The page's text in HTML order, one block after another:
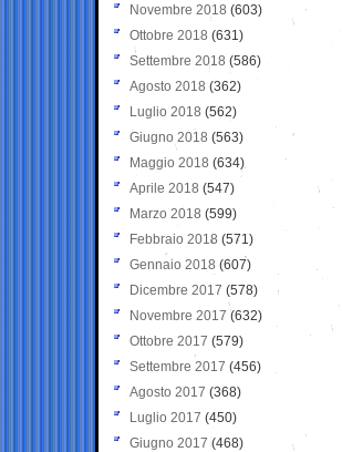
Novembre 2018 (603)
Ottobre 2018 (631)
Settembre 2018 (586)
Agosto 2018 (362)
Luglio 2018 (562)
Giugno 2018 (563)
Maggio 2018 (634)
Aprile 2018 (547)
Marzo 2018 (599)
Febbraio 2018 (571)
Gennaio 2018 (607)
Dicembre 2017 (578)
Novembre 2017 (632)
Ottobre 2017 (579)
Settembre 2017 (456)
Agosto 2017 (368)
Luglio 2017 (450)
Giugno 2017 (468)